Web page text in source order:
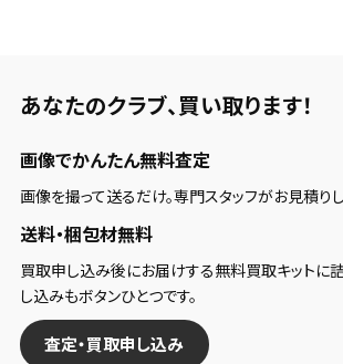
あなたのクラブ、 買い取ります！
画像でかんたん無料査定
画像を撮って送るだけ。専門スタッフがお見積りし
送料・梱包材無料
買取申し込み後にお届けする無料買取キットに
し込みもボタンひとつです。
査定・買取申し込み